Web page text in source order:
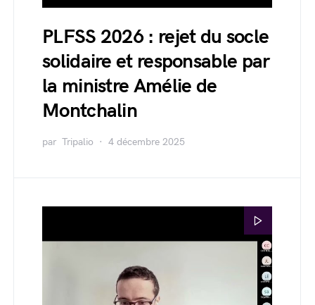
PLFSS 2026 : rejet du socle
solidaire et responsable par
la ministre Amélie de
Montchalin
par Tripalio 4 décembre 2025